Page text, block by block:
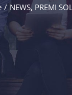
/ NEWS, PREMI